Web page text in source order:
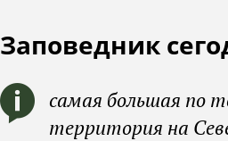
Заповедник
самая большая по
территория на